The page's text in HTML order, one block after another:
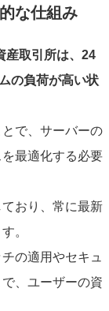
な仕組み
産取引所は、24
の負荷が高い状
で、サーバーの
最適化する必要
おり、常に最新
。
の適用やセキュ
、ユーザーの資